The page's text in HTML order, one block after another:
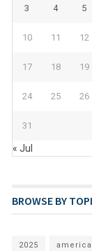
3 4 5
10 11 12
17 18 19
24 25 26
31
« Jul
BROWSE BY
2025 america